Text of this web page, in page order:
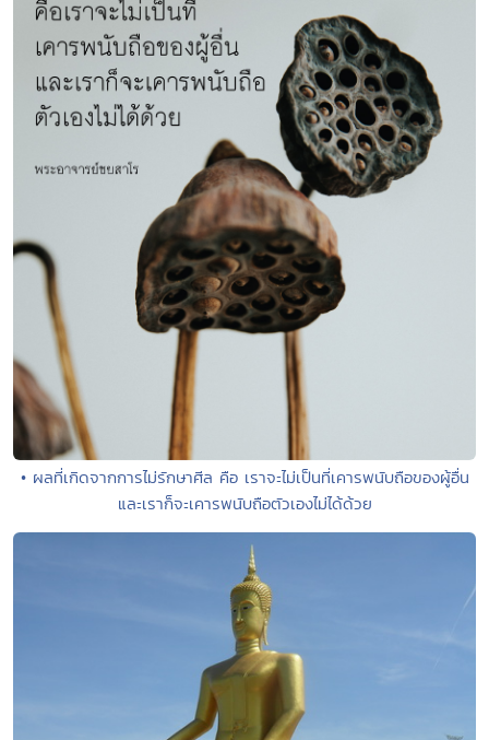
• ผลที่เกิดจากการไม่รักษาศีล คือ เราจะไม่เป็นที่เคารพนับถือของผู้อื่น
และเราก็จะเคารพนับถือตัวเองไม่ได้ด้วย